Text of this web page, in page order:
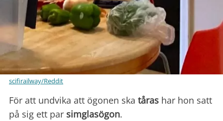
scifirailway/Reddit
För att undvika att ögonen ska tåras har hon satt
på sig ett par simglasögon.